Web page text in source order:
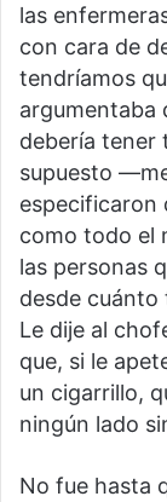
las
con cara de
tendríamos
argumentaba
debería tener
supuesto
especificaron
como todo el
las personas
desde cuánto
Le dije al
que, si le
un cigarrillo,
ningún lado
No fue hasta